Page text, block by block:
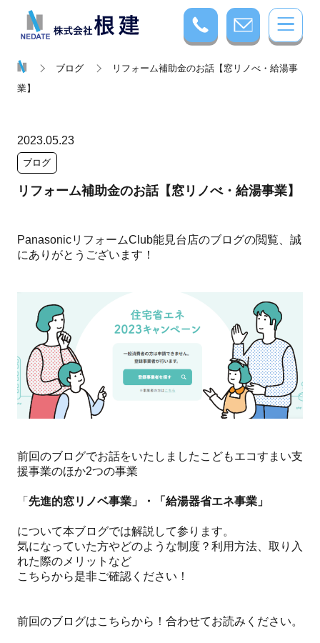
ブログ
リフォーム補助金のお話【窓リノべ・給湯事
業】
2023.05.23
ブログ
リフォーム補助金のお話【窓リノべ・給湯事業】
PanasonicリフォームClub能見台店のブログの閲覧、誠
にありがとうございます！
前回のブログでお話をいたしましたこどもエコすまい支
援事業のほか2つの事業
「 先進的窓リノベ事業」・「給湯器省エネ事業」
について本ブログでは解説して参ります。
気になっていた方やどのような制度？利用方法、取り入
れた際のメリットなど
こちらから是非ご確認ください！
前回のブログはこちらから！合わせてお読みください。